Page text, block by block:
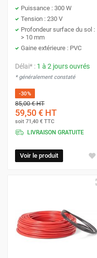
Planchers existants
HEATCOM ?
Avec HEATCOM, optez
sol innovante. Les
s'adaptent à vos
d'installation et une
constant, améliorant
Puissance : 300 W
Tension : 230 V
Profondeur surface du sol :
> 10 mm
Gaine extérieure : PVC
Délai* : 1 à 2 jours ouvrés
* généralement constaté
-30%
85,00 €HT
59,50 € HT
soit 71,40 € TTC
LIVRAISON GRATUITE
Voir le produit